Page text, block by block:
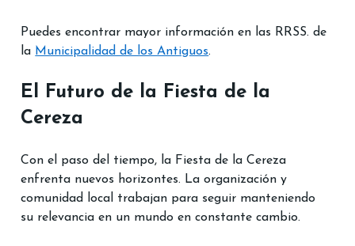
Puedes encontrar mayor información en las RRSS. de
la Municipalidad de los Antiguos.
El Futuro de la Fiesta de la
Cereza
Con el paso del tiempo, la Fiesta de la Cereza
enfrenta nuevos horizontes. La organización y
comunidad local trabajan para seguir manteniendo
su relevancia en un mundo en constante cambio.